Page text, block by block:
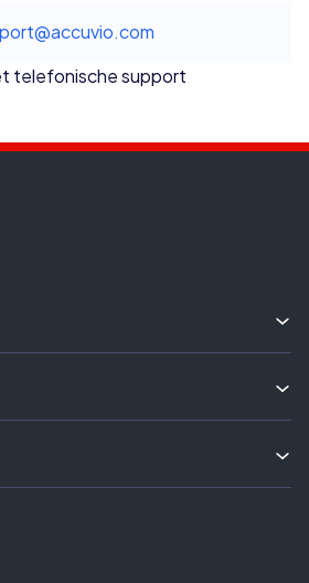
telefonische support